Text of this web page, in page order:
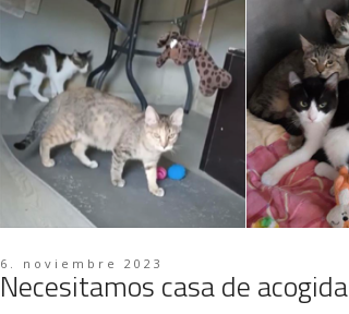
6. noviembre 2023
Necesitamos casa de acogida